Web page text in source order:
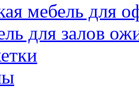
мебель для
для залов